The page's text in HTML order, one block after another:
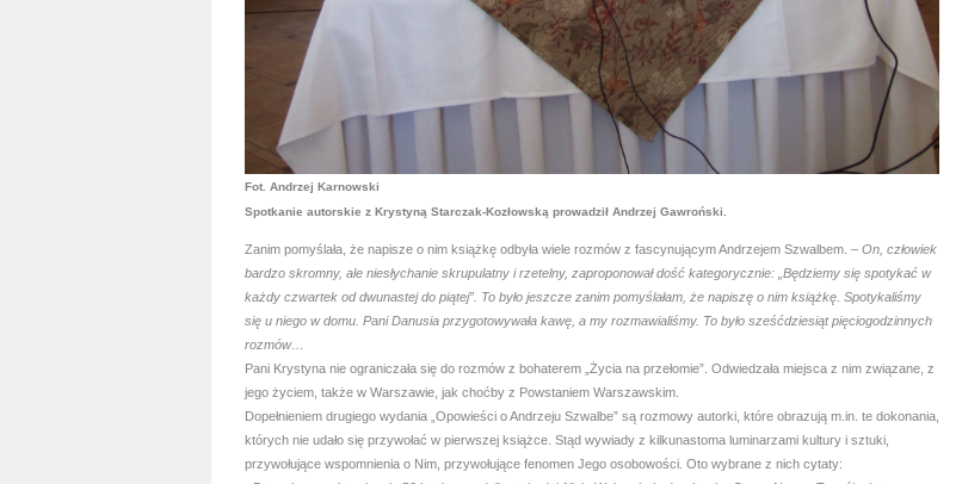
Fot. Andrzej Karnowski
Spotkanie autorskie z Krystyną Starczak-Kozłowską prowadził Andrzej Gawroński.
Zanim pomyślała, że napisze o nim książkę odbyła wiele rozmów z fascynującym Andrzejem Szwalbem. – On, człowiek
bardzo skromny, ale niesłychanie skrupulatny i rzetelny, zaproponował dość kategorycznie: „Będziemy się spotykać w
każdy czwartek od dwunastej do piątej”. To było jeszcze zanim pomyślałam, że napiszę o nim książkę. Spotykaliśmy
się u niego w domu. Pani Danusia przygotowywała kawę, a my rozmawialiśmy. To było sześćdziesiąt pięciogodzinnych
rozmów…
Pani Krystyna nie ograniczała się do rozmów z bohaterem „Życia na przełomie”. Odwiedzała miejsca z nim związane, z
jego życiem, także w Warszawie, jak choćby z Powstaniem Warszawskim.
Dopełnieniem drugiego wydania „Opowieści o Andrzeju Szwalbe” są rozmowy autorki, które obrazują m.in. te dokonania,
których nie udało się przywołać w pierwszej książce. Stąd wywiady z kilkunastoma luminarzami kultury i sztuki,
przywołujące wspomnienia o Nim, przywołujące fenomen Jego osobowości. Oto wybrane z nich cytaty: